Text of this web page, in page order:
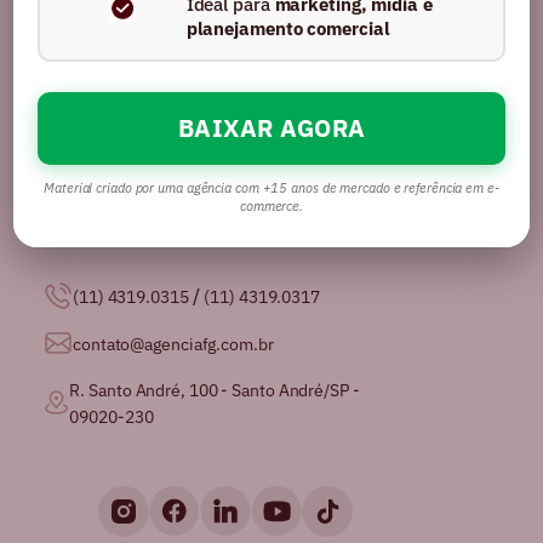
Somos uma agência com mais de 16 anos no
melhores agências de publicidade para se
trabalhar no Brasil.
(11) 4319.0315 / (11) 4319.0317
contato@agenciafg.com.br
R. Santo André, 100 - Santo André/SP -
09020-230
planejamento comercial
BAIXAR AGORA
Material criado por uma agência com +15 anos de mercado e referência em e-
commerce.